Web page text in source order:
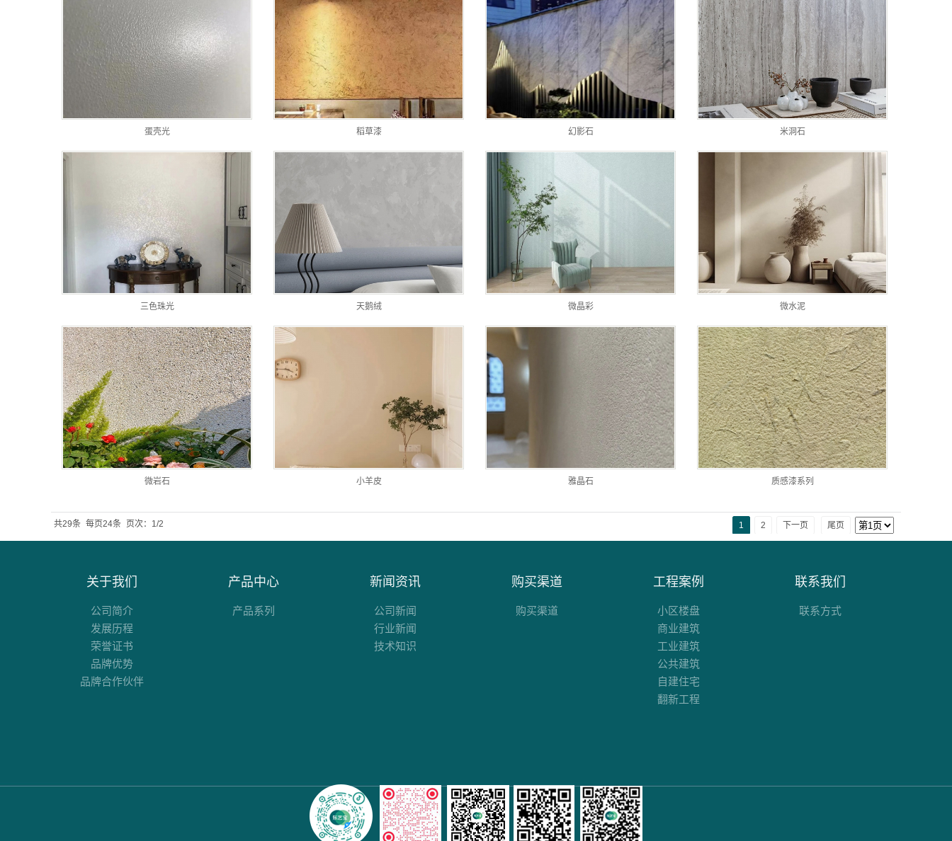
蛋壳光 稻草漆 幻影石 米洞石
三色珠光 天鹅绒 微晶彩 微水泥
微岩石 小羊皮 雅晶石 质感漆系列
共29条 每页24条 页次：1/2 1 2 下一页 尾页
关于我们
公司简介
发展历程
荣誉证书
品牌优势
品牌合作伙伴
产品中心
产品系列
新闻资讯
公司新闻
行业新闻
技术知识
购买渠道
购买渠道
工程案例
小区楼盘
商业建筑
工业建筑
公共建筑
自建住宅
翻新工程
联系我们
联系方式